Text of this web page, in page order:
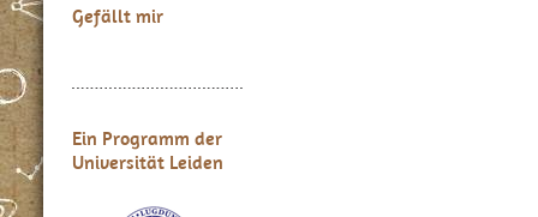
Gefällt mir
Ein Programm der
Universität Leiden